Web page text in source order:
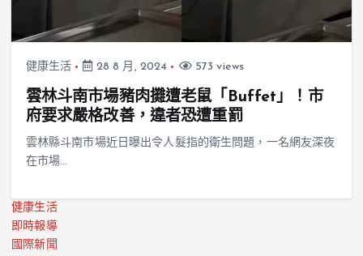
健康生活 28 8 月, 2024 573 views
雲林斗南市場豬肉攤遭老鼠「Buffet」！市
府要求嚴格改善，違者恐遭重罰
雲林縣斗南市場近日曝出令人髮指的衛生問題，一名網友深夜
在市場…
健康生活
即時報導
國際新聞